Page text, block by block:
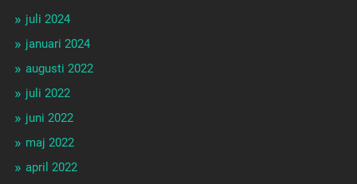
juli 2024
januari 2024
augusti 2022
juli 2022
juni 2022
maj 2022
april 2022